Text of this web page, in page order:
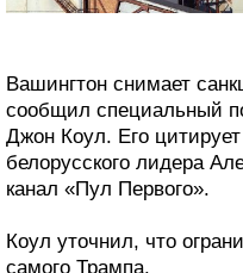
Вашингтон снимает
сообщил специальный
Джон Коул. Его
белорусского лидера
канал «Пул Первого».
Коул уточнил, что
самого Трампа.